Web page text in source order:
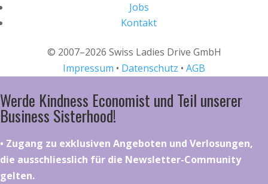
Jobs
Kontakt
© 2007–2026 Swiss Ladies Drive GmbH
Impressum • Datenschutz • AGB
Werde Kindness Economist und Teil unserer
Business Sisterhood!
•⁠ ⁠⁠Zugang zu exklusiven Angeboten und Verlosungen,
die ausschliesslich für die Newsletter-Community
gelten.